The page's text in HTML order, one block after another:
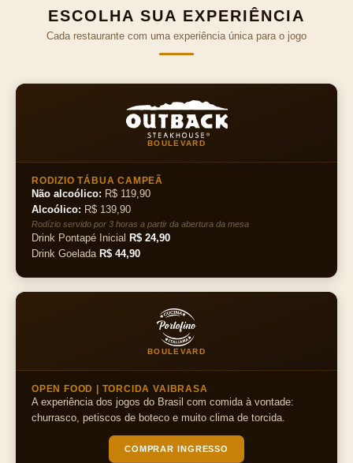
ESCOLHA SUA EXPERIÊNCIA
Cada restaurante com uma experiência única para o jogo
BOULEVARD
RODIZIO TÁBUA CAMPEÃ
Não alcoólico: R$ 119,90
Alcoólico: R$ 139,90
Rodízio servido por 3 horas a partir da abertura da mesa
Drink Pontapé Inicial R$ 24,90
Drink Goelada R$ 44,90
BOULEVARD
OPEN FOOD | TORCIDA VAIBRASA
A experiência dos jogos do Brasil com comida à vontade:
churrasco, petiscos de boteco e muito clima de torcida.
COMPRAR INGRESSO